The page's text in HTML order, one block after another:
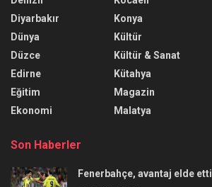
Diyarbakır
Dünya
Düzce
Edirne
Eğitim
Ekonomi
Konya
Kültür
Kültür & Sanat
Kütahya
Magazin
Malatya
Son Haberler
Fenerbahçe, avantaj elde etti